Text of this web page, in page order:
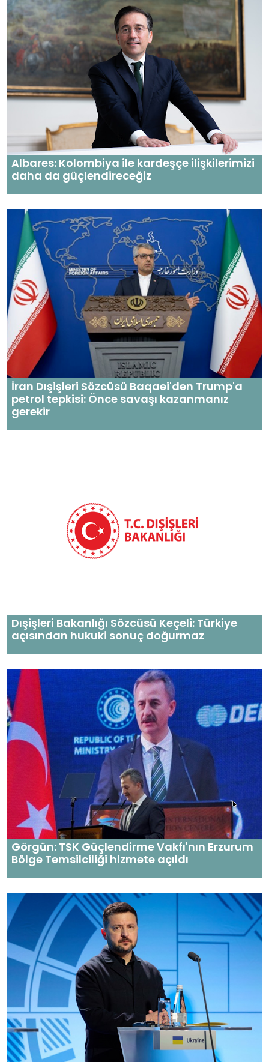
Albares: Kolombiya ile kardeşçe ilişkilerimizi
daha da güçlendireceğiz
İran Dışişleri Sözcüsü Baqaei'den Trump'a
petrol tepkisi: Önce savaşı kazanmanız
gerekir
Dışişleri Bakanlığı Sözcüsü Keçeli: Türkiye
açısından hukuki sonuç doğurmaz
Görgün: TSK Güçlendirme Vakfı'nın Erzurum
Bölge Temsilciliği hizmete açıldı